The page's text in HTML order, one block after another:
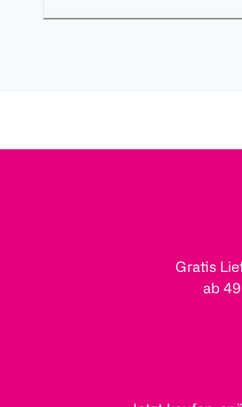
Gratis
ab